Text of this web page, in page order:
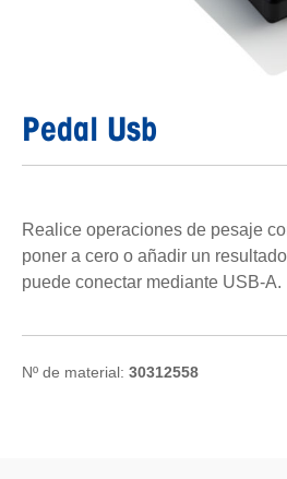
Pedal Usb
Realice operaciones de pesaje
poner a cero o añadir un
puede conectar mediante USB-A.
Nº de material: 30312558